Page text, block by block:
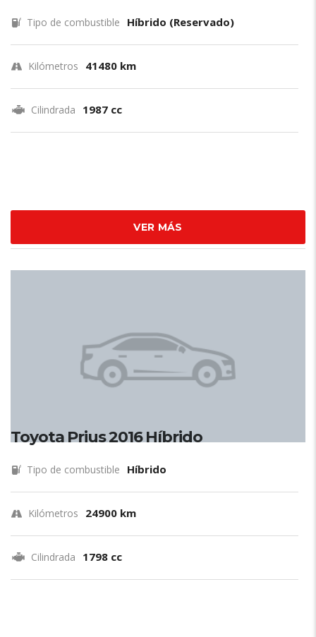
Tipo de combustible Híbrido (Reservado)
Kilómetros 41480 km
Cilindrada 1987 cc
VER MÁS
Toyota Prius 2016 Híbrido
Tipo de combustible Híbrido
Kilómetros 24900 km
Cilindrada 1798 cc